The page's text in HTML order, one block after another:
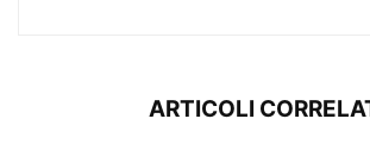
ARTICOLI